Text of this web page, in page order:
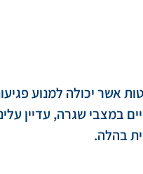
אשר יכולה למנוע
במצבי שגרה, עדיין
בהלה.